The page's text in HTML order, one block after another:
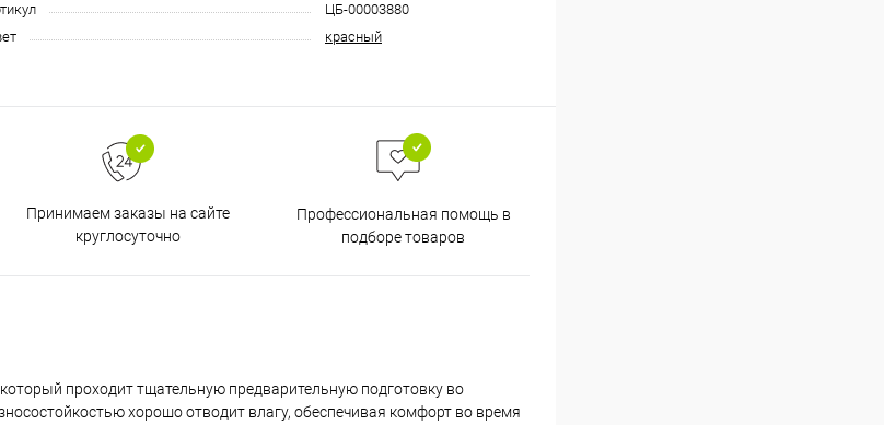
ЦБ-00003880
красный
Принимаем заказы на сайте
круглосуточно
Профессиональная помощь в
подборе товаров
проходит тщательную предварительную подготовку во
хорошо отводит влагу, обеспечивая комфорт во время